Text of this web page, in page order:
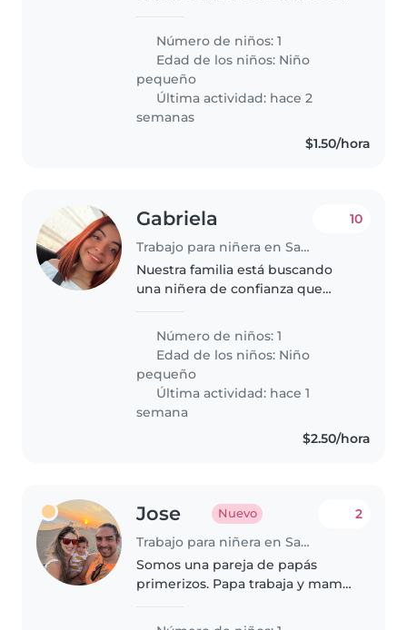
vivimos en apartamento, somos
cristianos y amamos el tiempo
en familia, buscamos alguien
que..
Número de niños: 1
Edad de los niños: Niño
pequeño
Última actividad: hace 2
semanas
$1.50/hora
Gabriela
Trabajo para niñera en San Salvador
10
Nuestra familia está buscando
una niñera de confianza que
pequeño de 2 años. Necesitamos
alguien que se sienta cómodo/a
cocinando y realizando algunas
tareas..
Número de niños: 1
Edad de los niños: Niño
pequeño
Última actividad: hace 1
semana
$2.50/hora
Jose Nuevo
Trabajo para niñera en San Salvador
2
Somos una pareja de papás
primerizos. Papa trabaja y mamá
naturaleza y buscamos poder